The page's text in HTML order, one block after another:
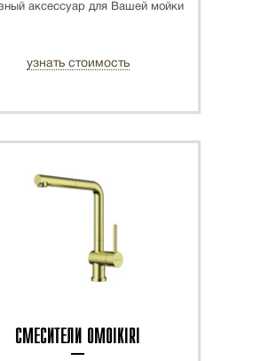
аксессуар для Вашей мойки
узнать стоимость
СМЕСИТЕЛИ OMOIKIRI